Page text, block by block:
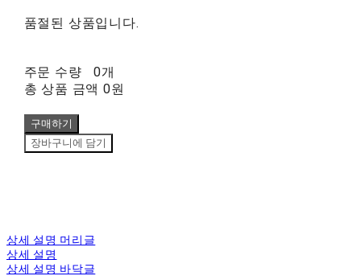
품절된 상품입니다.
주문 수량
0개
총 상품 금액 0원
구매하기
장바구니에 담기
상세 설명 머리글
상세 설명
상세 설명 바닥글